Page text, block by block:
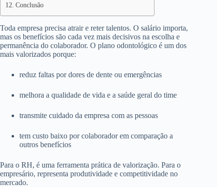
Conclusão
Toda empresa precisa atrair e reter talentos. O salário importa,
mas os benefícios são cada vez mais decisivos na escolha e
permanência do colaborador. O plano odontológico é um dos
mais valorizados porque:
reduz faltas por dores de dente ou emergências
melhora a qualidade de vida e a saúde geral do time
transmite cuidado da empresa com as pessoas
tem custo baixo por colaborador em comparação a
outros benefícios
Para o RH, é uma ferramenta prática de valorização. Para o
empresário, representa produtividade e competitividade no
mercado.